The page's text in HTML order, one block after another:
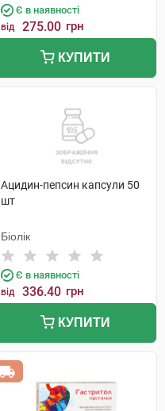
Є в наявності
від 275.00 грн
КУПИТИ
Ацидин-пепсин капсули 50
шт
Біолік
Є в наявності
від 336.40 грн
КУПИТИ